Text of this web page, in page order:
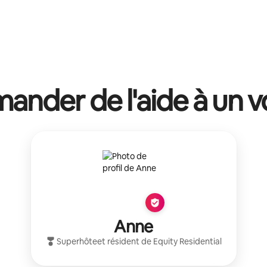
de l'aide à un
Anne
Superhôteet résident de Equity Residential